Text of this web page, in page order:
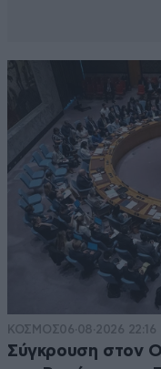
ΚΟΣΜΟΣ06·08·2026 22:16
Σύγκρουση στον